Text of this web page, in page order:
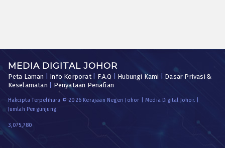
MEDIA DIGITAL JOHOR
Peta Laman Info Korporat| F.A.Q Hubungi Kami
Dasar Privasi &
Keselamatan
Penyataan Penafian
Hakcipta Terpelihara © 2026 Kerajaan Negeri Johor | Media Digital Johor. |
Jumlah Pengunjung:
3,075,780